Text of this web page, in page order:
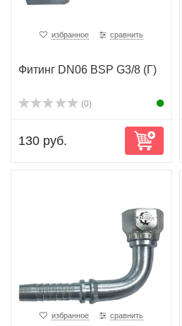
избранное сравнить
Фитинг DN06 BSP G3/8 (Г)
(0)
130 руб.
избранное сравнить